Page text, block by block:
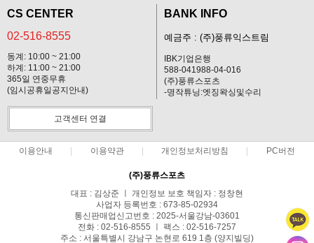
CS CENTER
02-516-8555
동계: 10:00 ~ 21:00
하계: 11:00 ~ 21:00
365일 연중무휴
(임시공휴일공지안내)
BANK INFO
예금주 : (주)풍류익스트림
IBK기업은행
588-041988-04-016
(주)풍류스포츠
-명작튜닝:엣징왁싱및수리
고객센터 연결
이용안내 이용약관 개인정보처리방침 PC버전
(주)풍류스포츠
대표 : 김상준 ㅣ 개인정보 보호 책임자 : 정창현
사업자 등록번호 : 673-85-02934
통신판매업신고번호 : 2025-서울강남-03601
전화 : 02-516-8555 ㅣ 팩스 : 02-516-7257
주소 : 서울특별시 강남구 논현로 619 1층 (양지빌딩)